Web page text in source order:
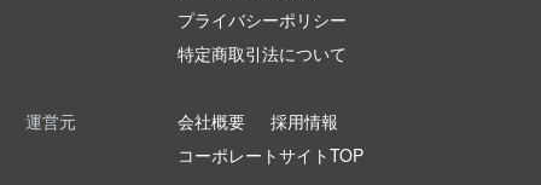
プライバシーポリシー
特定商取引法について
運営元 会社概要
採用情報
コーポレートサイトTOP